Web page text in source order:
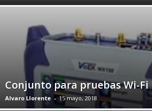
Conjunto para pruebas Wi-Fi
Alvaro Llorente - 15 mayo, 2018